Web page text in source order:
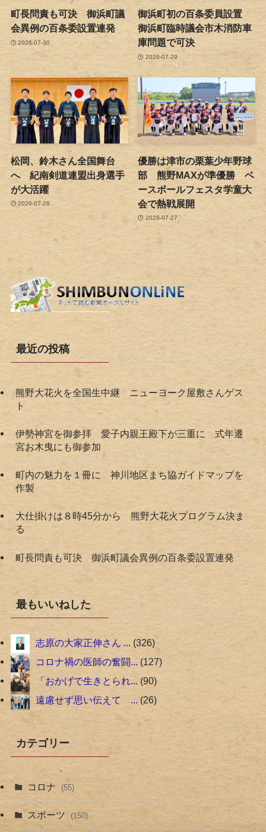
町長問責も可決 御浜町議
会異例の百条委設置連発
2026-07-30
御浜町初の百条委員設置
御浜町臨時議会市木消防車
庫問題で可決
2026-07-29
松岡、鈴木さん全国舞台
へ 紀南剣道連盟出身選手
が大活躍
2026-07-28
優勝は津市の栗葉少年野球
部 熊野MAXが準優勝 ベ
ースボールフェスタ学童大
会で熱戦展開
2026-07-27
最近の投稿
熊野大花火を全国生中継 ニューヨーク屋敷さんゲス
ト
伊勢神宮を御参拝 愛子内親王殿下が三重に 式年遷
宮お木曳にも御参加
町内の魅力を１冊に 神川地区まち協ガイドマップを
作製
大仕掛けは８時45分から 熊野大花火プログラム決ま
る
町長問責も可決 御浜町議会異例の百条委設置連発
最もいいねした
志原の大家正伸さん ... 326
コロナ禍の医師の奮闘... 127
「おかげで生きとられ... 90
遠慮せず思い伝えて ... 26
カテゴリー
コロナ (55)
スポーツ (150)